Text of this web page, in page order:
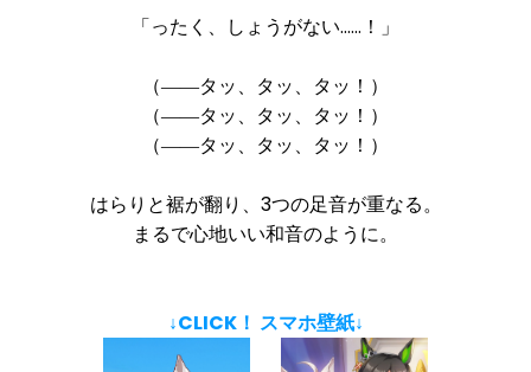
「ったく、しょうがない……！」
（――タッ、タッ、タッ！）
（――タッ、タッ、タッ！）
（――タッ、タッ、タッ！）
はらりと裾が翻り、3つの足音が重なる。
まるで心地いい和音のように。
↓CLICK！ スマホ壁紙↓